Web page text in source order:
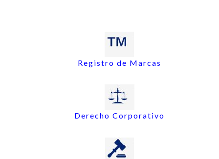
Registro de Marcas
Derecho Corporativo